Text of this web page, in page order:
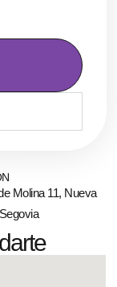
Molina 11, Nueva
Segovia